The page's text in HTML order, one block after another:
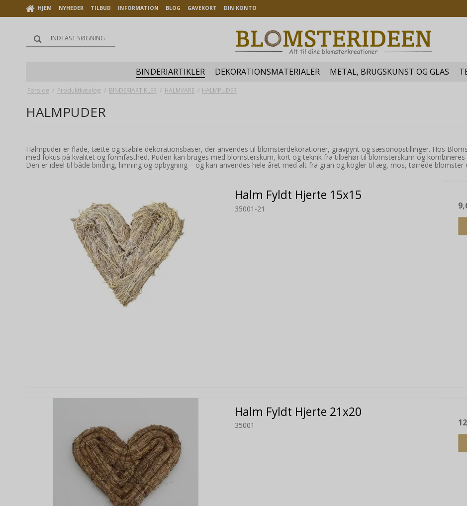
HJEM NYHEDER TILBUD INFORMATION BLOG GAVEKORT DIN KONTO
BINDERIARTIKLER DEKORATIONSMATERIALER METAL, BRUGSKUNST OG GLAS
Forside / Produktkatalog / BINDERIARTIKLER / HALMVARE / HALMPUDER
HALMPUDER
Halmpuder er flade, tætte og stabile dekorationsbaser, der anvendes til blomsterdekorationer, gravpynt og sæsonopstillinger. Hos
med fokus på kvalitet og formfasthed. Puden kan bruges med blomsterskum, kort og teknik fra tilbehør til blomsterskum og
Den er ideel til både binding, limning og opbygning – og kan anvendes hele året med alt fra gran og kogler til æg, mos, tørrede blomster
Halm Fyldt Hjerte 15x15
35001-21
Halm Fyldt Hjerte 21x20
35001